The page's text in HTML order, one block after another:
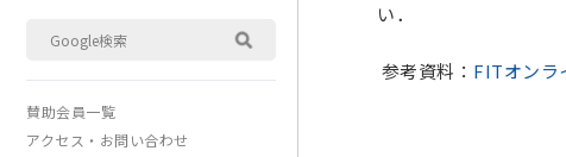
賛助会員一覧
アクセス・お問い合わせ
い．
参考資料： FITオンラ